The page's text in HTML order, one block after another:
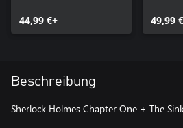
44,99 €+ 49,99
Beschreibung
Sherlock Holmes Chapter One + The